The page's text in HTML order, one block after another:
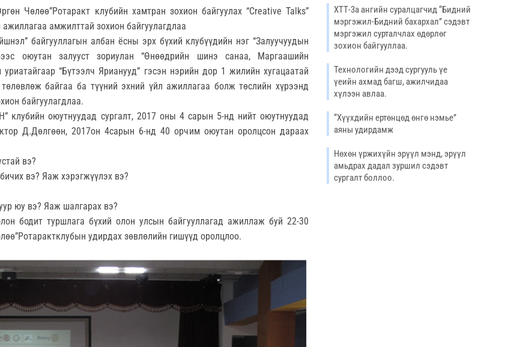
Чөлөө”Ротаракт клубийн хамтран зохион байгуулах “Creative Talks”
амжилттай зохион байгуулагдлаа
байгууллагын албан ёсны эрх бүхий клубүүдийн нэг “Залуучуудын
оюутан залууст зориулан “Өнөөдрийн шинэ санаа, Маргаашийн
уриатайгаар “Бүтээлч Ярианууд” гэсэн нэрийн дор 1 жилийн хугацаатай
байгаа ба түүний эхний үйл ажиллагаа болж төслийн хүрээнд
байгуулагдлаа.
клубийн оюутнуудад сургалт, 2017 оны 4 сарын 5-нд нийт оюутнуудад
Д.Дөлгөөн, 2017он 4сарын 6-нд 40 орчим оюутан оролцсон дараах
вэ?
вэ? Яаж хэрэгжүүлэх вэ?
юу вэ? Яаж шалгарах вэ?
бодит туршлага бүхий олон улсын байгууллагад ажиллаж буй 22-30
удирдах зөвлөлийн гишүүд оролцлоо.
ХТТ-3а ангийн суралцагчид “Бидний
мэргэжил-Бидний бахархал” сэдэвт
мэргэжил сурталчлах өдөрлөг
зохион байгууллаа.
Технологийн дээд сургууль үе
үеийн ахмад багш, ажилчидаа
хүлээн авлаа.
“Хүүхдийн ертөнцөд өнгө нэмье”
аяны удирдамж
Нөхөн үржихүйн эрүүл мэнд, эрүүл
амьдрах дадал зуршил сэдэвт
сургалт боллоо.